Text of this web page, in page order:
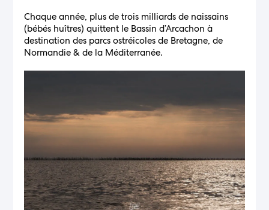
Chaque année, plus de trois milliards de naissains
(bébés huîtres) quittent le Bassin d’Arcachon à
destination des parcs ostréicoles de Bretagne, de
Normandie & de la Méditerranée.